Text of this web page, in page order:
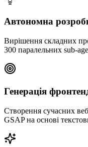
Автономна
Вирішення складних
300 паралельних sub-
Генерація
Створення сучасних
GSAP на основі